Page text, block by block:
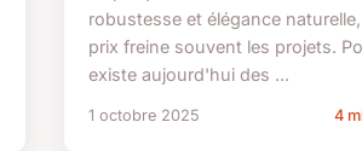
robustesse et élégance
prix freine souvent les projets.
existe aujourd'hui des ...
1 octobre 2025 4